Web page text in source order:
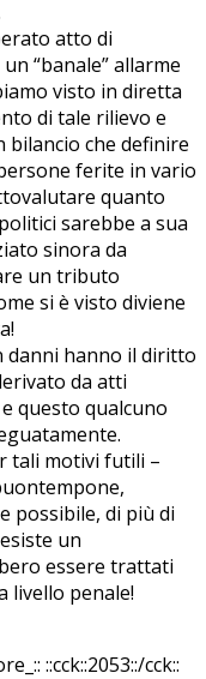
atto di
“banale” allarme
visto in diretta
di tale rilievo e
che definire
ferite in vario
quanto
sarebbe a sua
sinora da
un tributo
si è visto diviene
danni hanno il diritto
da atti
questo qualcuno
tali motivi futili –
possibile, di più di
un
essere trattati
livello penale!
::cck::2053::/cck::